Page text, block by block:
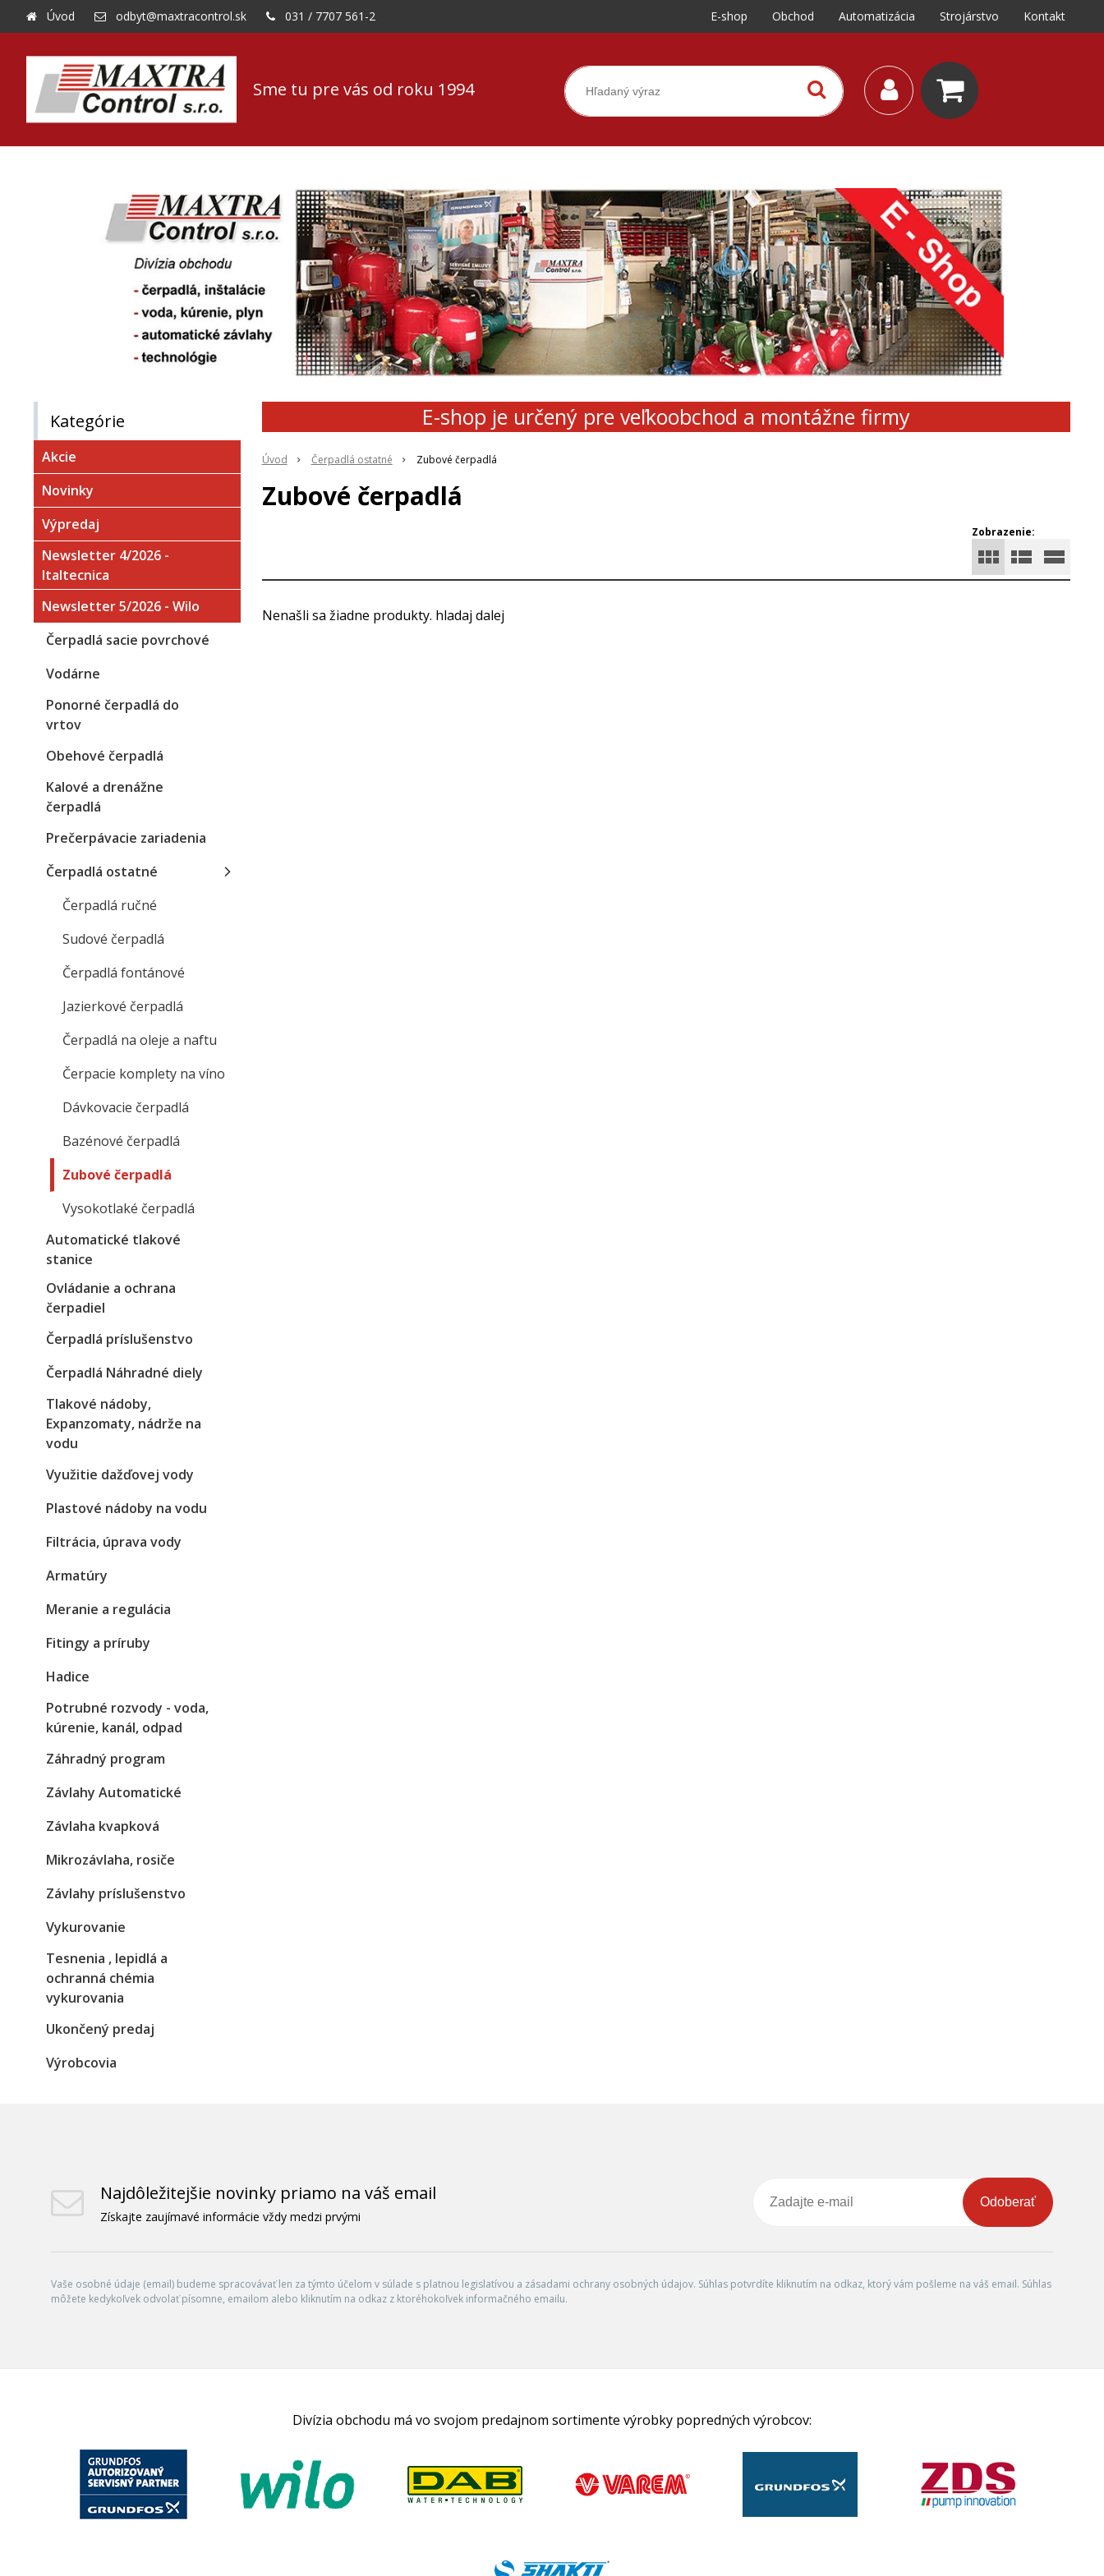
Sme tu pre vás od roku 1994
Úvod odbyt@maxtracontrol.sk 031 / 7707 561-2 E-shop Obchod Automatizácia Strojárstvo Kontakt
E-shop je určený pre veľkoobchod a montážne firmy
Úvod Čerpadlá ostatné Zubové čerpadlá
Zubové čerpadlá
Zobrazenie:
Nenašli sa žiadne produkty. hladaj dalej
Kategórie
Akcie
Novinky
Výpredaj
Newsletter 4/2026 -
Italtecnica
Newsletter 5/2026 - Wilo
Čerpadlá sacie povrchové
Vodárne
Ponorné čerpadlá do
vrtov
Obehové čerpadlá
Kalové a drenážne
čerpadlá
Prečerpávacie zariadenia
Čerpadlá ostatné
Čerpadlá ručné
Sudové čerpadlá
Čerpadlá fontánové
Jazierkové čerpadlá
Čerpadlá na oleje a naftu
Čerpacie komplety na víno
Dávkovacie čerpadlá
Bazénové čerpadlá
Zubové čerpadlá
Vysokotlaké čerpadlá
Automatické tlakové
stanice
Ovládanie a ochrana
čerpadiel
Čerpadlá príslušenstvo
Čerpadlá Náhradné diely
Tlakové nádoby,
Expanzomaty, nádrže na
vodu
Využitie dažďovej vody
Plastové nádoby na vodu
Filtrácia, úprava vody
Armatúry
Meranie a regulácia
Fitingy a príruby
Hadice
Potrubné rozvody - voda,
kúrenie, kanál, odpad
Záhradný program
Závlahy Automatické
Závlaha kvapková
Mikrozávlaha, rosiče
Závlahy príslušenstvo
Vykurovanie
Tesnenia , lepidlá a
ochranná chémia
vykurovania
Ukončený predaj
Výrobcovia
Najdôležitejšie novinky priamo na váš email
Získajte zaujímavé informácie vždy medzi prvými
Odoberať
Vaše osobné údaje (email) budeme spracovávať len za týmto účelom v súlade s platnou legislatívou a zásadami ochrany osobných údajov. Súhlas potvrdíte kliknutím na odkaz, ktorý vám pošleme na váš email. Súhlas
môžete kedykoľvek odvolať písomne, emailom alebo kliknutím na odkaz z ktoréhokoľvek informačného emailu.
Divízia obchodu má vo svojom predajnom sortimente výrobky popredných výrobcov: